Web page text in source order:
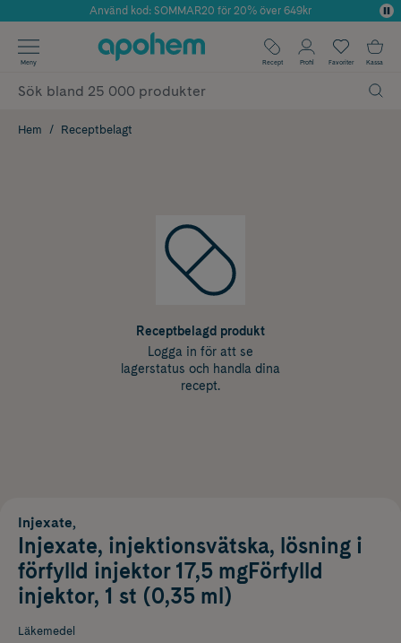
Årets Butik 2025 inom Skönhet
Använd kod: SOMMAR20 för 20% över 649kr
✓ Fri frakt
✓ Poäng på alla köp*
Meny Recept Profil Favoriter Kassa
Hem Receptbelagt
Receptbelagd produkt
Logga in för att se
lagerstatus och handla dina
recept.
Injexate,
Injexate, injektionsvätska, lösning i
förfylld injektor 17,5 mgFörfylld
injektor, 1 st (0,35 ml)
Läkemedel